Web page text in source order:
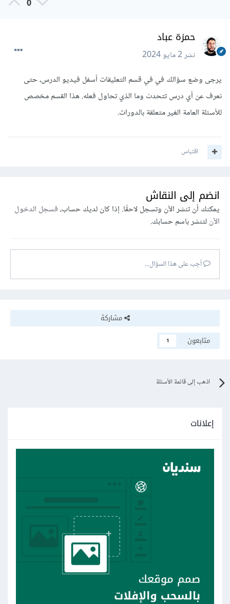
0
حمزة عباد
نشر2 مايو 2024
يرجى وضع سؤالك في في قسم التعليقات أسفل فيديو الدرس، حتى
نعرف عن أي درس تتحدث وما الذي تحاول فعله. هذا القسم مخصص
للأسئلة العامة الغير متعلقة بالدورات.
اقتباس
انضم إلى النقاش
يمكنك أن تنشر الآن وتسجل لاحقًا. إذا كان لديك حساب،فسجل الدخول
الآنلتنشر باسم حسابك.
أجب على هذا السؤال...
مشاركة
متابعون
1
اذهب إلى قائمة الأسئلة
إعلانات